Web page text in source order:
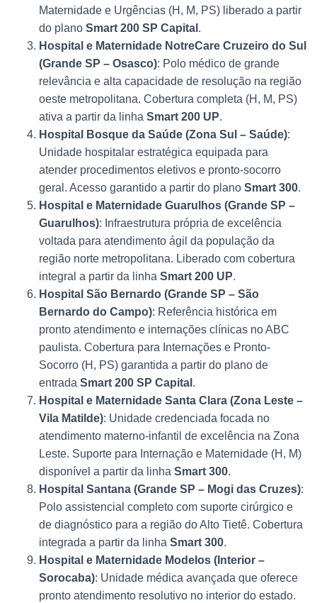
Maternidade e Urgências (H, M, PS) liberado a partir
do plano Smart 200 SP Capital .
Hospital e Maternidade NotreCare Cruzeiro do Sul
(Grande SP – Osasco): Polo médico de grande
relevância e alta capacidade de resolução na região
oeste metropolitana. Cobertura completa (H, M, PS)
ativa a partir da linha Smart 200 UP.
Hospital Bosque da Saúde (Zona Sul – Saúde):
Unidade hospitalar estratégica equipada para
atender procedimentos eletivos e pronto-socorro
geral. Acesso garantido a partir do plano Smart 300.
Hospital e Maternidade Guarulhos (Grande SP –
Guarulhos): Infraestrutura própria de excelência
voltada para atendimento ágil da população da
região norte metropolitana. Liberado com cobertura
integral a partir da linha Smart 200 UP.
Hospital São Bernardo (Grande SP – São
Bernardo do Campo): Referência histórica em
pronto atendimento e internações clínicas no ABC
paulista. Cobertura para Internações e Pronto-
Socorro (H, PS) garantida a partir do plano de
entrada Smart 200 SP Capital .
Hospital e Maternidade Santa Clara (Zona Leste –
Vila Matilde): Unidade credenciada focada no
atendimento materno-infantil de excelência na Zona
Leste. Suporte para Internação e Maternidade (H, M)
disponível a partir da linha Smart 300.
Hospital Santana (Grande SP – Mogi das Cruzes):
Polo assistencial completo com suporte cirúrgico e
de diagnóstico para a região do Alto Tietê. Cobertura
integrada a partir da linha Smart 300.
Hospital e Maternidade Modelos (Interior –
Sorocaba): Unidade médica avançada que oferece
pronto atendimento resolutivo no interior do estado.